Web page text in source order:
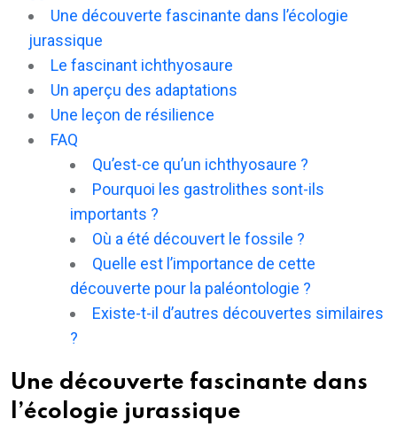
Une découverte fascinante dans l’écologie
jurassique
Le fascinant ichthyosaure
Un aperçu des adaptations
Une leçon de résilience
FAQ
Qu’est-ce qu’un ichthyosaure ?
Pourquoi les gastrolithes sont-ils
importants ?
Où a été découvert le fossile ?
Quelle est l’importance de cette
découverte pour la paléontologie ?
Existe-t-il d’autres découvertes similaires
?
Une découverte fascinante dans
l’écologie jurassique